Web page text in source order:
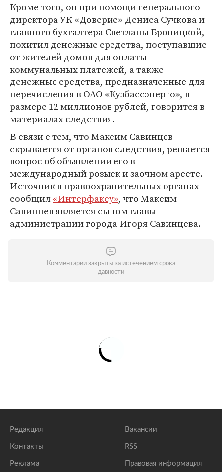
Кроме того, он при помощи генерального
директора УК «Доверие» Дениса Сучкова и
главного бухгалтера Светланы Броницкой,
похитил денежные средства, поступавшие
от жителей домов для оплаты
коммунальных платежей, а также
денежные средства, предназначенные для
перечисления в ОАО «Кузбассэнерго», в
размере 12 миллионов рублей, говорится в
материалах следствия.
В связи с тем, что Максим Савинцев
скрывается от органов следствия, решается
вопрос об объявлении его в
международный розыск и заочном аресте.
Источник в правоохранительных органах
сообщил«Интерфаксу», что Максим
Савинцев является сыном главы
администрации города Игоря Савинцева.
Комментарии закрыты за истечением срока
давности
Редакция
Контакты
Реклама
Вакансии
RSS
Правовая информация